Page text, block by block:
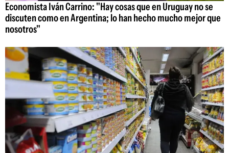
Economista Iván Carrino: "Hay cosas que en Uruguay no se
discuten como en Argentina; lo han hecho mucho mejor que
nosotros"